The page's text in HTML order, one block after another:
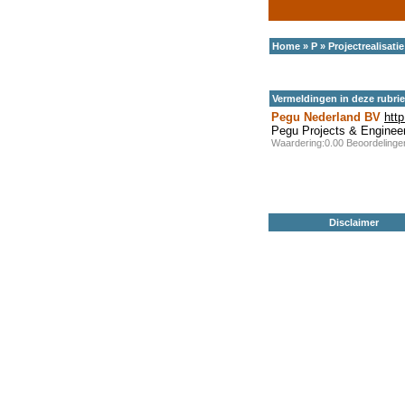
Home » P » Projectrealisatie
Vermeldingen in deze
Pegu Nederland BV
Pegu Projects &
Waardering:0.00
Disclaimer